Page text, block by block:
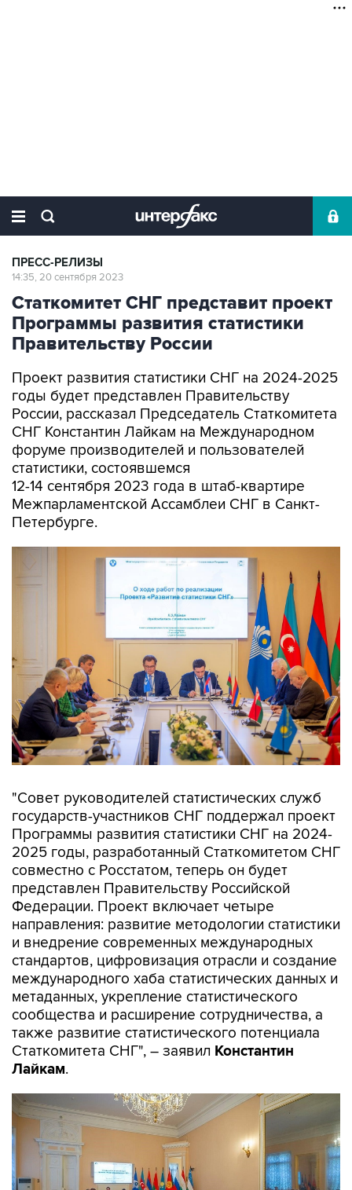
ПРЕСС-РЕЛИЗЫ
14:35, 20 сентября 2023
Статкомитет СНГ представит проект
Программы развития статистики
Правительству России
Проект развития статистики СНГ на 2024-2025
годы будет представлен Правительству
России, рассказал Председатель Статкомитета
СНГ Константин Лайкам на Международном
форуме производителей и пользователей
статистики, состоявшемся
12-14 сентября 2023 года в штаб-квартире
Межпарламентской Ассамблеи СНГ в Санкт-
Петербурге.
"Совет руководителей статистических служб
государств-участников СНГ поддержал проект
Программы развития статистики СНГ на 2024-
2025 годы, разработанный Статкомитетом СНГ
совместно с Росстатом, теперь он будет
представлен Правительству Российской
Федерации. Проект включает четыре
направления: развитие методологии статистики
и внедрение современных международных
стандартов, цифровизация отрасли и создание
международного хаба статистических данных и
метаданных, укрепление статистического
сообщества и расширение сотрудничества, а
также развитие статистического потенциала
Статкомитета СНГ", – заявил Константин
Лайкам.